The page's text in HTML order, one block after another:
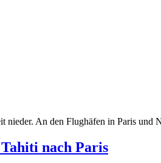
An den Flughäfen in Paris und
nach Paris